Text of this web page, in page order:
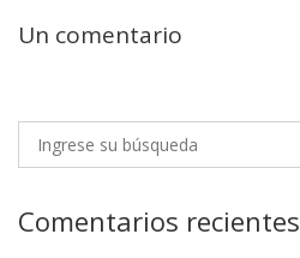
Un comentario
Comentarios recientes